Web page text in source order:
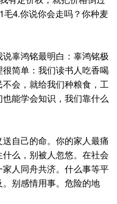
4.你说你会走吗？你种麦
辜鸿铭最明白：辜鸿铭极
简单：我们读书人吃香喝
会，就给我们种粮食，工
能学会知识，我们靠什么
自己的命。你的家人最痛
么，别被人忽悠。在社会
人同舟共济。什么事等平
别感情用事。危险的地